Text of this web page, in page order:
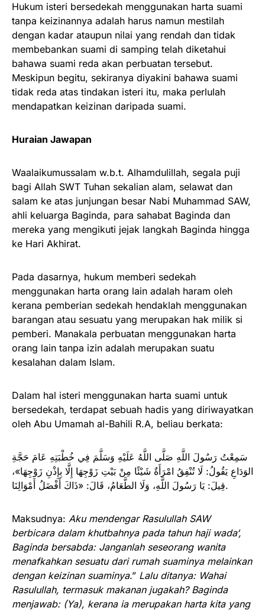
Hukum isteri bersedekah menggunakan harta suami
tanpa keizinannya adalah harus namun mestilah
dengan kadar ataupun nilai yang rendah dan tidak
membebankan suami di samping telah diketahui
bahawa suami reda akan perbuatan tersebut.
Meskipun begitu, sekiranya diyakini bahawa suami
tidak reda atas tindakan isteri itu, maka perlulah
mendapatkan keizinan daripada suami.
Huraian Jawapan
Waalaikumussalam w.b.t. Alhamdulillah, segala puji
bagi Allah SWT Tuhan sekalian alam, selawat dan
salam ke atas junjungan besar Nabi Muhammad SAW,
ahli keluarga Baginda, para sahabat Baginda dan
mereka yang mengikuti jejak langkah Baginda hingga
ke Hari Akhirat.
Pada dasarnya, hukum memberi sedekah
menggunakan harta orang lain adalah haram oleh
kerana pemberian sedekah hendaklah menggunakan
barangan atau sesuatu yang merupakan hak milik si
pemberi. Manakala perbuatan menggunakan harta
orang lain tanpa izin adalah merupakan suatu
kesalahan dalam Islam.
Dalam hal isteri menggunakan harta suami untuk
bersedekah, terdapat sebuah hadis yang diriwayatkan
oleh Abu Umamah al-Bahili R.A, beliau berkata:
سَمِعْتُ رَسُولَ اللَّهِ صَلَّى اللَّهُ عَلَيْهِ وَسَلَّمَ فِي خُطْبَتِهِ عَامَ حَجَّةِ
الوَدَاعِ يَقُولُ: لَا تُنْفِقُ امْرَأَةٌ شَيْئًا مِنْ بَيْتِ زَوْجِهَا إِلَّا بِإِذْنِ زَوْجِهَا»،
قِيلَ: يَا رَسُولَ اللَّهِ، وَلَا الطَّعَامُ، قَالَ: «ذَاكَ أَفْضَلُ أَمْوَالِنَا.
Maksudnya: Aku mendengar Rasulullah SAW
berbicara dalam khutbahnya pada tahun haji wada‘,
Baginda bersabda: Janganlah seseorang wanita
menafkahkan sesuatu dari rumah suaminya melainkan
dengan keizinan suaminya.” Lalu ditanya: Wahai
Rasulullah, termasuk makanan jugakah? Baginda
menjawab: (Ya), kerana ia merupakan harta kita yang